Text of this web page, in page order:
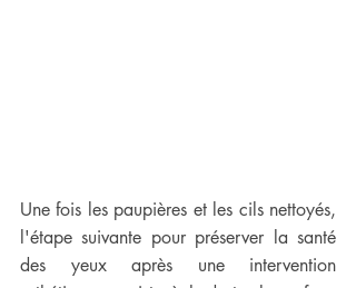
Une fois les paupières et les cils nettoyés,
l'étape suivante pour préserver la santé
des yeux après une intervention